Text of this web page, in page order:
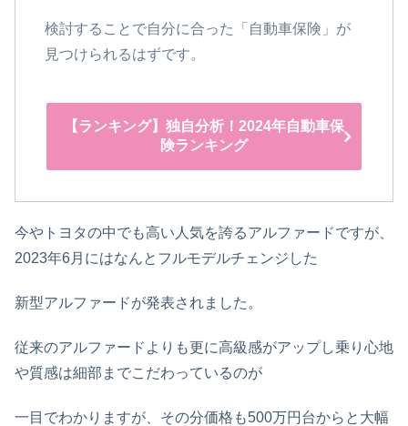
検討することで自分に合った「自動車保険」が
見つけられるはずです。
【ランキング】独自分析！2024年自動車保
険ランキング
今やトヨタの中でも高い人気を誇るアルファードですが、
2023年6月にはなんとフルモデルチェンジした
新型アルファードが発表されました。
従来のアルファードよりも更に高級感がアップし乗り心地
や質感は細部までこだわっているのが
一目でわかりますが、その分価格も500万円台からと大幅